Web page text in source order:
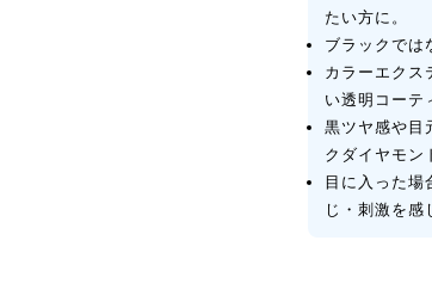
たい方に。
ブラックでは
カラーエクス
い透明コーテ
黒ツヤ感や目
クダイヤモン
目に入った場
じ・刺激を感